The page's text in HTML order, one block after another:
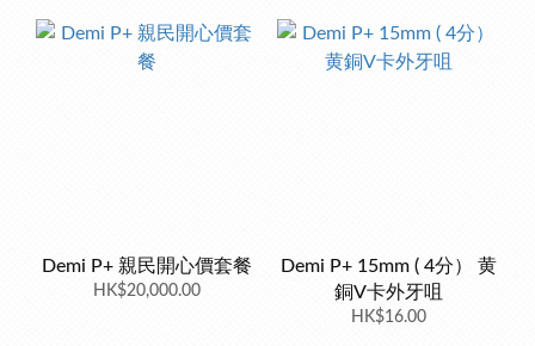
Demi P+ 親民開心價套餐
HK$20,000.00
Demi P+ 15mm ( 4分） 黄
銅V卡外牙咀
HK$16.00